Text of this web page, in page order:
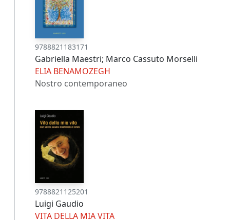
9788821183171
Gabriella Maestri; Marco Cassuto Morselli
ELIA BENAMOZEGH
Nostro contemporaneo
9788821125201
Luigi Gaudio
VITA DELLA MIA VITA